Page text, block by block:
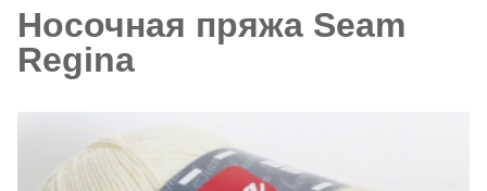
Носочная пряжа Seam
Regina